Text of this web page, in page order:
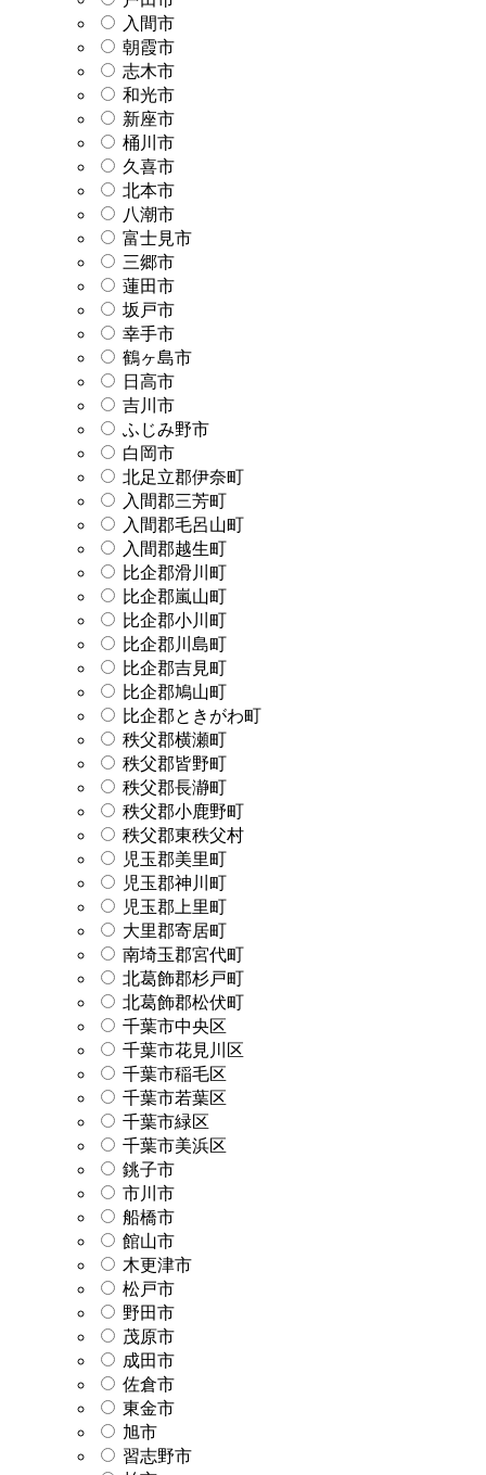
入間市
朝霞市
志木市
和光市
新座市
桶川市
久喜市
北本市
八潮市
富士見市
三郷市
蓮田市
坂戸市
幸手市
鶴ヶ島市
日高市
吉川市
ふじみ野市
白岡市
北足立郡伊奈町
入間郡三芳町
入間郡毛呂山町
入間郡越生町
比企郡滑川町
比企郡嵐山町
比企郡小川町
比企郡川島町
比企郡吉見町
比企郡鳩山町
比企郡ときがわ町
秩父郡横瀬町
秩父郡皆野町
秩父郡長瀞町
秩父郡小鹿野町
秩父郡東秩父村
児玉郡美里町
児玉郡神川町
児玉郡上里町
大里郡寄居町
南埼玉郡宮代町
北葛飾郡杉戸町
北葛飾郡松伏町
千葉市中央区
千葉市花見川区
千葉市稲毛区
千葉市若葉区
千葉市緑区
千葉市美浜区
銚子市
市川市
船橋市
館山市
木更津市
松戸市
野田市
茂原市
成田市
佐倉市
東金市
旭市
習志野市